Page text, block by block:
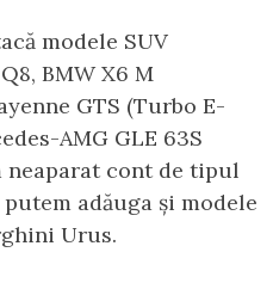
modele SUV
BMW X6 M
GTS (Turbo E-
AMG GLE 63S
neaparat cont de tipul
adăuga și modele
Urus.